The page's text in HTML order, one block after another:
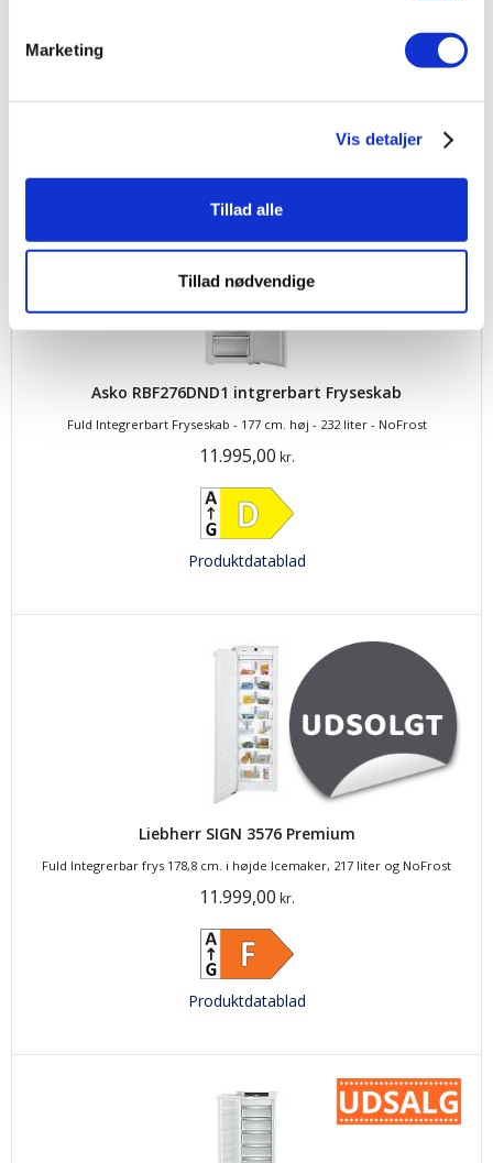
Marketing
Vis detaljer
Tillad alle
Tillad nødvendige
Asko RBF276DND1 intgrerbart Fryseskab
Fuld Integrerbart Fryseskab - 177 cm. høj - 232 liter - NoFrost
11.995,00 kr.
Produktdatablad
Liebherr SIGN 3576 Premium
Fuld Integrerbar frys 178,8 cm. i højde Icemaker, 217 liter og NoFrost
11.999,00 kr.
Produktdatablad